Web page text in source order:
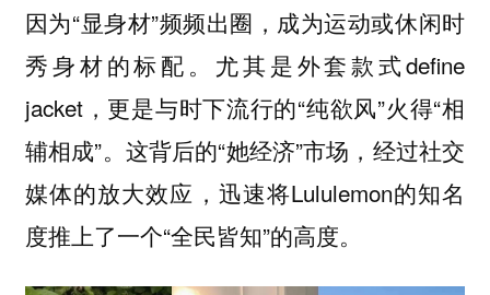
因为“显身材”频频出圈，成为运动或休闲时
秀身材的标配。尤其是外套款式define
jacket，更是与时下流行的“纯欲风”火得“相
辅相成”。这背后的“她经济”市场，经过社交
媒体的放大效应，迅速将Lululemon的知名
度推上了一个“全民皆知”的高度。